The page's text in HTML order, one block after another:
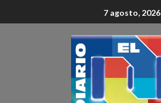
7 agosto, 2026